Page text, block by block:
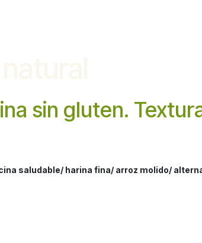
sin gluten.
saludable/ harina fina/ arroz molido/